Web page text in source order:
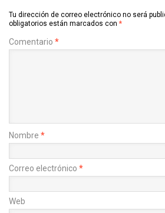
Tu dirección de correo electrónico no será
obligatorios están marcados con *
Comentario *
Nombre *
Correo electrónico *
Web